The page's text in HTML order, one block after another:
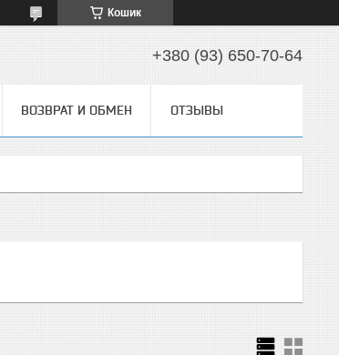
Кошик
+380 (93) 650-70-64
ВОЗВРАТ И ОБМЕН ОТЗЫВЫ